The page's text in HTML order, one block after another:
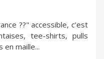
??" accessible, c’est
tee-shirts, pulls
maille...